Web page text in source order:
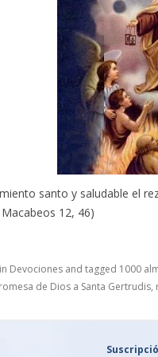
santo y saludable el
12, 46)
Devocionesand tagged 1000
de Dios a Santa Gertrudis,